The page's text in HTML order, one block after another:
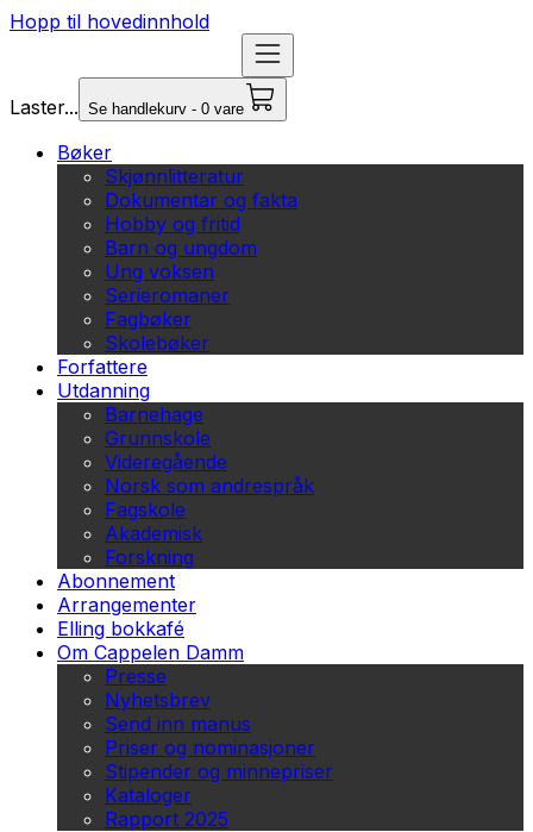
Hopp til hovedinnhold
Laster... Se handlekurv - 0 vare
Bøker
Skjønnlitteratur
Dokumentar og fakta
Hobby og fritid
Barn og ungdom
Ung voksen
Serieromaner
Fagbøker
Skolebøker
Forfattere
Utdanning
Barnehage
Grunnskole
Videregående
Norsk som andrespråk
Fagskole
Akademisk
Forskning
Abonnement
Arrangementer
Elling bokkafé
Om Cappelen Damm
Presse
Nyhetsbrev
Send inn manus
Priser og nominasjoner
Stipender og minnepriser
Kataloger
Rapport 2025